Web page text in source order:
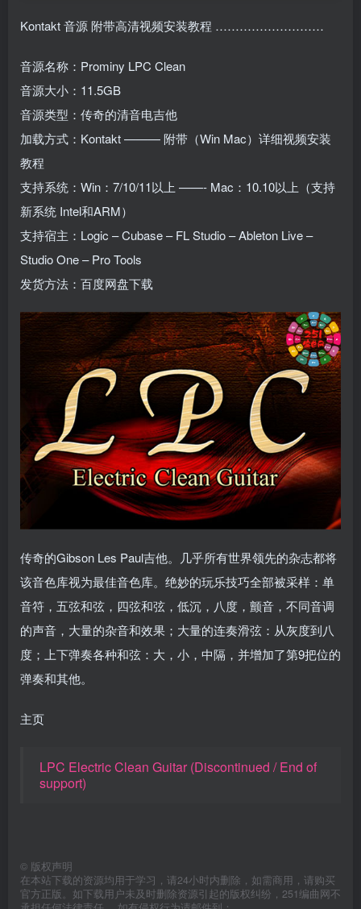
Kontakt 音源 附带高清视频安装教程 ………………………
音源名称：Prominy LPC Clean
音源大小：11.5GB
音源类型：传奇的清音电吉他
加载方式：Kontakt ——— 附带（Win Mac）详细视频安装
教程
支持系统：Win：7/10/11以上 ——- Mac：10.10以上（支持
新系统 Intel和ARM）
支持宿主：Logic – Cubase – FL Studio – Ableton Live –
Studio One – Pro Tools
发货方法：百度网盘下载
传奇的Gibson Les Paul吉他。几乎所有世界领先的杂志都将
该音色库视为最佳音色库。绝妙的玩乐技巧全部被采样：单
音符，五弦和弦，四弦和弦，低沉，八度，颤音，不同音调
的声音，大量的杂音和效果；大量的连奏滑弦：从灰度到八
度；上下弹奏各种和弦：大，小，中隔，并增加了第9把位的
弹奏和其他。
主页
LPC Electric Clean Guitar (Discontinued / End of
support)
© 版权声明
在本站下载的资源均用于学习，请24小时内删除，如需商用，请购买
官方正版。如下载用户未及时删除资源引起的版权纠纷，251编曲网不